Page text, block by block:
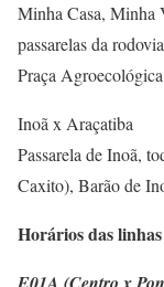
Minha Casa, Minha
passarelas da
Praça
Inoã x Araçatiba
Passarela de Inoã,
Caxito), Barão de
Horários das linhas